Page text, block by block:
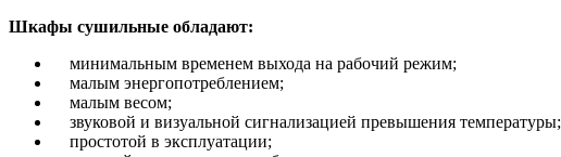
Шкафы сушильные обладают:
минимальным временем выхода на рабочий режим;
малым энергопотреблением;
малым весом;
звуковой и визуальной сигнализацией превышения температуры;
простотой в эксплуатации;